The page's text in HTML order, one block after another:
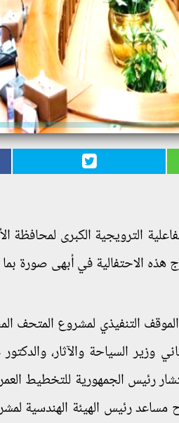
الترويجية الكبرى
الاحتفالية في أبهى صورة
التنفيذي لمشروع المتحف
السياحة والآثار،
رئيس الجمهورية للتخطيط
مساعد رئيس الهيئة الهندسية